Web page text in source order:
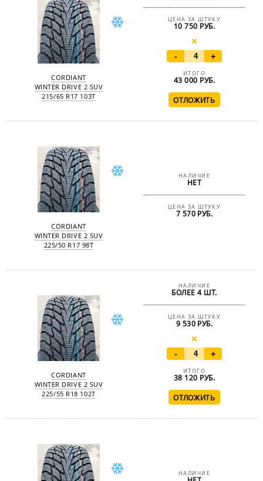
CORDIANT
WINTER DRIVE 2 SUV
215/65 R17 103T
ЦЕНА ЗА ШТУКУ
10 750 РУБ.
- +
ИТОГО
43 000 РУБ.
CORDIANT
WINTER DRIVE 2 SUV
225/50 R17 98T
НАЛИЧИЕ
НЕТ
ЦЕНА ЗА ШТУКУ
7 570 РУБ.
CORDIANT
WINTER DRIVE 2 SUV
225/55 R18 102T
НАЛИЧИЕ
БОЛЕЕ 4 ШТ.
ЦЕНА ЗА ШТУКУ
9 530 РУБ.
- +
ИТОГО
38 120 РУБ.
НАЛИЧИЕ